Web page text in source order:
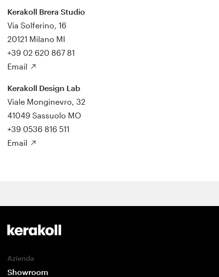
Kerakoll Brera Studio
Via Solferino, 16
20121 Milano MI
+39 02 620 867 81
Email
Kerakoll Design Lab
Viale Monginevro, 32
41049 Sassuolo MO
+39 0536 816 511
Email
Azienda
Showroom